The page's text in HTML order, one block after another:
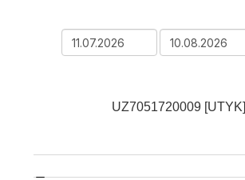
UZ7051720009 [UTYK]